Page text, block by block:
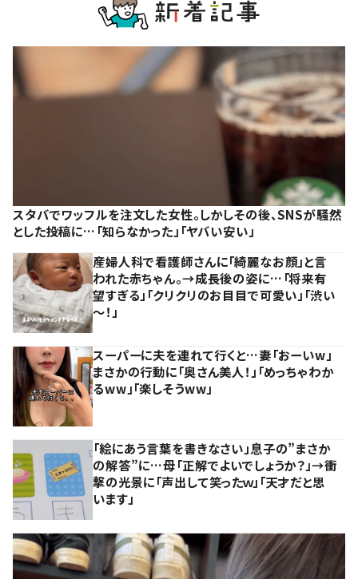
スタバでワッフルを注文した女性。しかしその後、SNSが騒然
とした投稿に…「知らなかった」「ヤバい安い」
産婦人科で看護師さんに「綺麗なお顔」と言
われた赤ちゃん。→成長後の姿に…「将来有
望すぎる」「クリクリのお目目で可愛い」「渋い
～！」
スーパーに夫を連れて行くと…妻「おーいw」
まさかの行動に「奥さん美人！」「めっちゃわか
るww」「楽しそうww」
「絵にあう言葉を書きなさい」息子の”まさか
の解答”に…母「正解でよいでしょうか？」→衝
撃の光景に「声出して笑ったｗ」「天才だと思
います」